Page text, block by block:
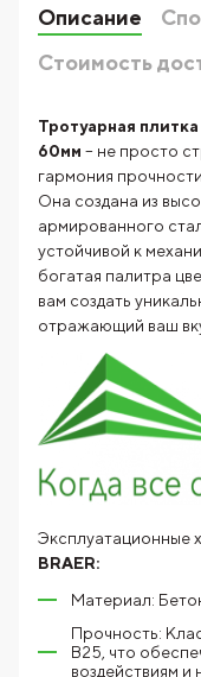
Описание
Стоимость
Тротуарная
60мм – не просто
гармония
Она создана из
армированного
устойчивой к
богатая палитра
вам создать
отражающий ваш
Эксплуатационные
BRAER:
Материал:
Прочность:
В25, что
воздействиям и